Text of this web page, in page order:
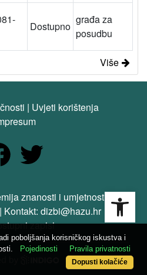
Dostupno
građa za
posudbu
Više
| Uvjeti korištenja
znanosti i umjetnosti. Sva
Kontakt: dizbi@hazu.hr
zapisi
poboljšanja korisničkog iskustva i
Pojedinosti Pravila privatnosti
Dopusti kolačiće